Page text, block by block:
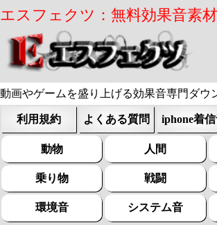
エスフェクツ：無料効果音素
動画やゲームを盛り上げる効果音専門ダウ
利用規約 よくある質問 iphone着
動物 人間
乗り物 戦闘
環境音 システム音